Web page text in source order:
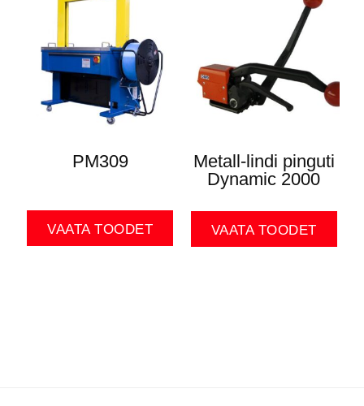
PM309
VAATA TOODET
Metall-lindi pinguti
Dynamic 2000
VAATA TOODET